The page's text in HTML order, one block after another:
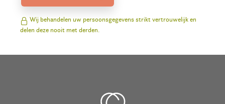
Wij behandelen uw persoonsgegevens strikt vertrouwelijk en
delen deze nooit met derden.